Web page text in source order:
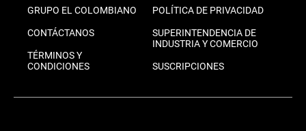
GRUPO EL COLOMBIANO
CONTÁCTANOS
TÉRMINOS Y
CONDICIONES
POLÍTICA DE PRIVACIDAD
SUPERINTENDENCIA DE
INDUSTRIA Y COMERCIO
SUSCRIPCIONES